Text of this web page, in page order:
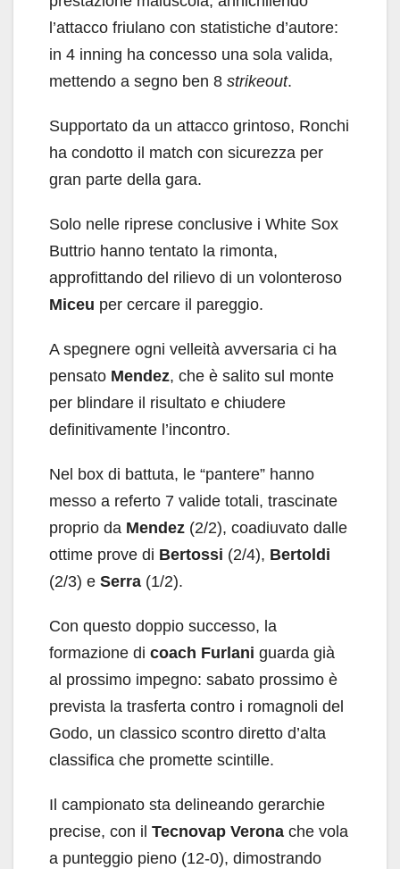
l’attacco friulano con statistiche d’autore:
in 4 inning ha concesso una sola valida,
mettendo a segno ben 8 strikeout.
Supportato da un attacco grintoso, Ronchi
ha condotto il match con sicurezza per
gran parte della gara.
Solo nelle riprese conclusive i White Sox
Buttrio hanno tentato la rimonta,
approfittando del rilievo di un volonteroso
Miceu per cercare il pareggio.
A spegnere ogni velleità avversaria ci ha
pensato Mendez, che è salito sul monte
per blindare il risultato e chiudere
definitivamente l’incontro.
Nel box di battuta, le “pantere” hanno
messo a referto 7 valide totali, trascinate
proprio da Mendez (2/2), coadiuvato dalle
ottime prove di Bertossi (2/4), Bertoldi
(2/3) e Serra (1/2).
Con questo doppio successo, la
formazione di coach Furlani guarda già
al prossimo impegno: sabato prossimo è
prevista la trasferta contro i romagnoli del
Godo, un classico scontro diretto d’alta
classifica che promette scintille.
Il campionato sta delineando gerarchie
precise, con il Tecnovap Verona che vola
a punteggio pieno (12-0), dimostrando